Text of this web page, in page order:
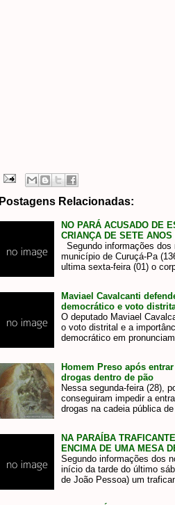
Postagens Relacionadas:
NO PARÁ ACUSADO DE
CRIANÇA DE SETE
Segundo informações
município de Curuçá-Pa
ultima sexta-feira (01) o
Maviael Cavalcanti
democrático e voto
O deputado Maviael
o voto distrital e a
democrático em
Homem Preso após
drogas dentro de pão
Nessa segunda-feira (28),
conseguiram impedir a
drogas na cadeia pública de
NA PARAÍBA
ENCIMA DE UMA MESA
Segundo informações dos
início da tarde do último
de João Pessoa) um